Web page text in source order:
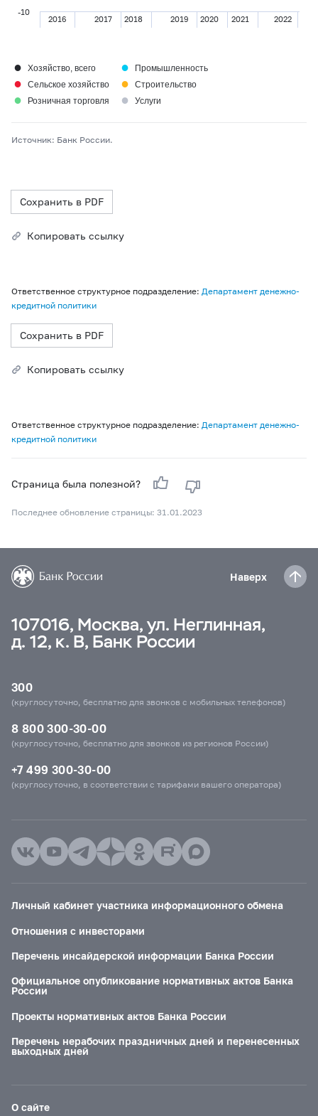
2016 2017 2018 2019 2020 2021 2022
-10
● Хозяйство, всего ● Промышленность
● Сельское хозяйство ● Строительство
● Розничная торговля ● Услуги
Источник: Банк России.
Сохранить в PDF
Копировать ссылку
Ответственное структурное подразделение: Департамент денежно-
кредитной политики
Сохранить в PDF
Копировать ссылку
Ответственное структурное подразделение: Департамент денежно-
кредитной политики
Страница была полезной?
Последнее обновление страницы: 31.01.2023
Наверх
107016, Москва, ул. Неглинная,
д. 12, к. В, Банк России
300
(круглосуточно, бесплатно для звонков с мобильных телефонов)
8 800 300-30-00
(круглосуточно, бесплатно для звонков из регионов России)
+7 499 300-30-00
(круглосуточно, в соответствии с тарифами вашего оператора)
Личный кабинет участника информационного обмена
Отношения с инвесторами
Перечень инсайдерской информации Банка России
Официальное опубликование нормативных актов Банка
России
Проекты нормативных актов Банка России
Перечень нерабочих праздничных дней и перенесенных
выходных дней
О сайте